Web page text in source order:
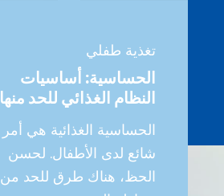
تغذية طفلي
الحساسية: أساسيات
النظام الغذائي للحد منها
الحساسية الغذائية هي أمر
شائع لدى الأطفال. لحسن
الحظ، هناك طرق للحد من